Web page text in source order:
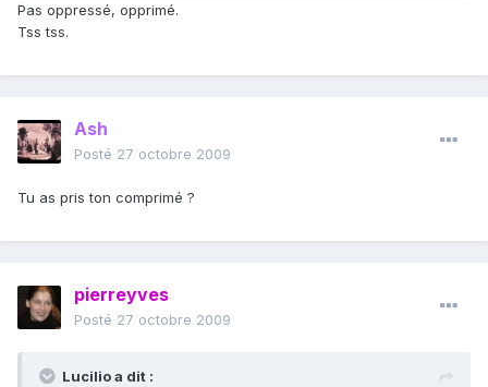
Pas oppressé, opprimé.
Tss tss.
Ash
Posté 27 octobre 2009
Tu as pris ton comprimé ?
pierreyves
Posté 27 octobre 2009
Lucilio a dit :